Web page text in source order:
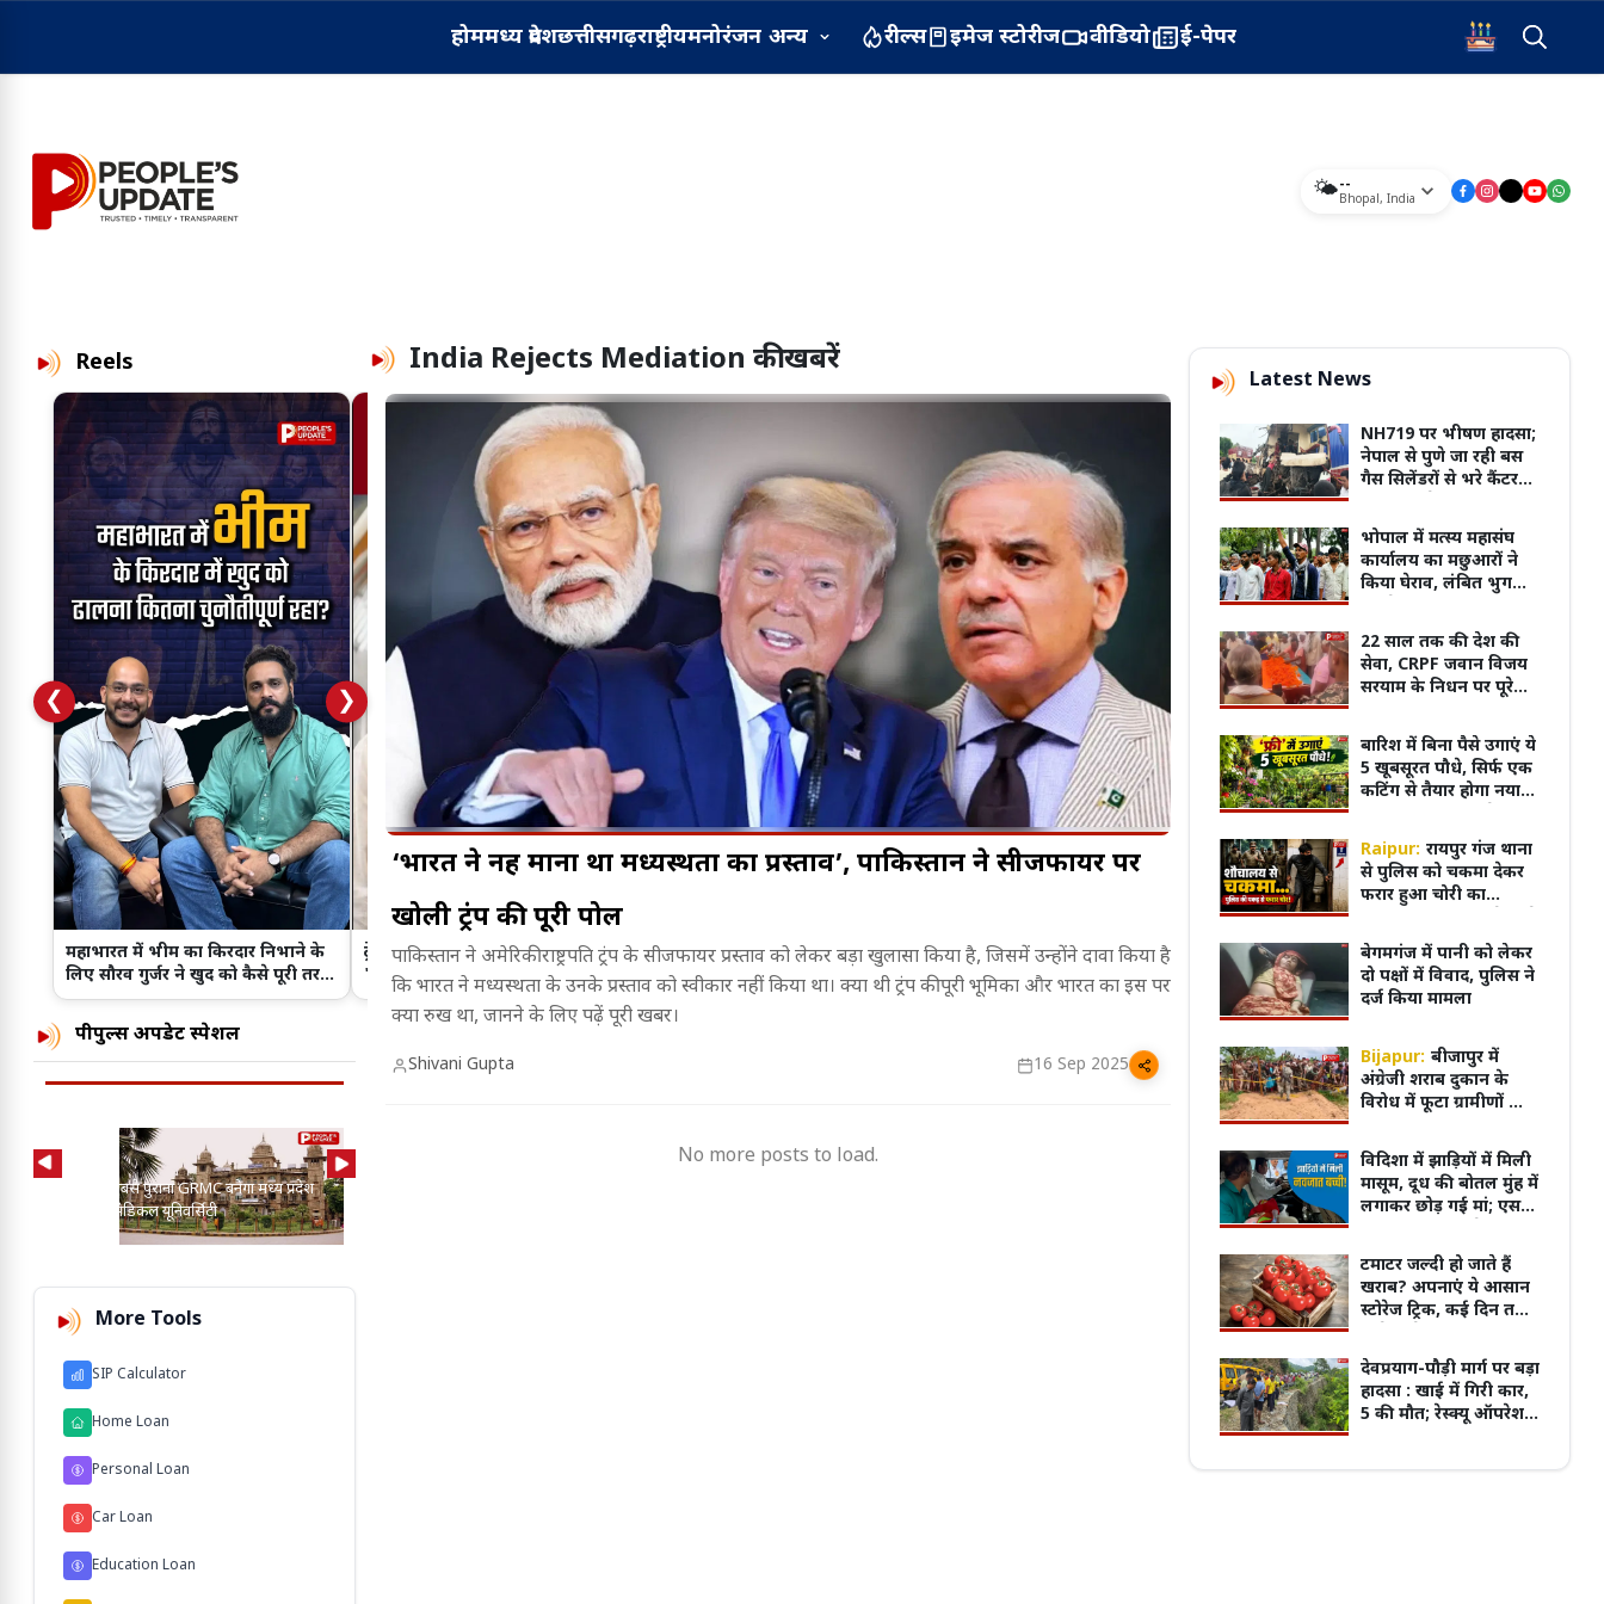
होममध्य प्रदेशछत्तीसगढ़राष्ट्रीयमनोरंजन अन्य रील्स इमेज स्टोरीज वीडियो ई-पेपर
🌤️--
Bhopal, India
Reels
महाभारत में भीम का किरदार निभाने के
लिए सौरव गुर्जर ने खुद को कैसे पूरी तरह
बदला?
ट्रेलर के बाद बढ़ा क्रेज...! फिल्म
'Batwara 1947' के प्रमोशन के लिए
Ahmedabad पहुंचे Sunny Deol
भोपाल में दुकानें सील, व्यापारियों का
फूटा गुस्सा, नगर निगम के खिलाफ
जोरदार प्रदर्शन
Mahabharata के भीम से WWE
रेसलर तक, जानिए Saurav Gurjar का
दमदार सफर
'दिल ना लिया...' गाने से वायरल हुए
'धूम' पहुंचे रांची, JPSC-JSSC छात्रों का
किया समर्थन!
❮ ❯
पीपुल्स अपडेट स्पेशल
प्रदेश का सबसे पुराना GRMC बनेगा मध्य प्रदेश
की पहली मेडिकल यूनिवर्सिटी
मुख्यमंत्री का किस्सा-
नेहरू के विरोध पर कांग्रेस
से बाहर हुए; एक साथ तीन चुनाव हारने का रिकॉर्ड,
15 साल पुरानी बसों के नियम पर बवाल, 7 अगस्त
से अनिश्चितकालीन हड़ताल पर जाएंगे प्राइवेट बस
प्रदेश का सबसे पुराना GRMC बनेगा मध्य प्रदेश
की पहली मेडिकल यूनिवर्सिटी
More Tools
SIP Calculator
Home Loan
Personal Loan
Car Loan
Education Loan
India Rejects Mediation की खबरें
‘भारत ने नहीं माना था मध्यस्थता का प्रस्ताव’, पाकिस्तान ने सीजफायर पर
खोली ट्रंप की पूरी पोल
पाकिस्तान ने अमेरिकी राष्ट्रपति ट्रंप के सीजफायर प्रस्ताव को लेकर बड़ा खुलासा किया है, जिसमें उन्होंने दावा किया है
कि भारत ने मध्यस्थता के उनके प्रस्ताव को स्वीकार नहीं किया था। क्या थी ट्रंप की पूरी भूमिका और भारत का इस पर
क्या रुख था, जानने के लिए पढ़ें पूरी खबर।
Shivani Gupta 16 Sep 2025
No more posts to load.
Latest News
NH719 पर भीषण हादसा;
नेपाल से पुणे जा रही बस
गैस सिलेंडरों से भरे कैंटर
नेपाली महिला की मौत, 15
घायल
भोपाल में मत्स्य महासंघ
कार्यालय का मछुआरों ने
किया घेराव, लंबित भुगतान
22 साल तक की देश की
सेवा, CRPF जवान विजय
सरयाम के निधन पर पूरे
बारिश में बिना पैसे उगाएं ये
5 खूबसूरत पौधे, सिर्फ एक
कटिंग से तैयार होगा नया
हरी-भरी
Raipur: रायपुर गंज थाना
से पुलिस को चकमा देकर
फरार हुआ चोरी का
समय हुआ फरार
बेगमगंज में पानी को लेकर
दो पक्षों में विवाद, पुलिस ने
दर्ज किया मामला
Bijapur: बीजापुर में
अंग्रेजी शराब दुकान के
विरोध में फूटा ग्रामीणों का
मंडावी बोले- स्कूल बंद,
शराब चालू
विदिशा में झाड़ियों में मिली
मासूम, दूध की बोतल मुंह में
लगाकर छोड़ गई मां; एसपी
टमाटर जल्दी हो जाते हैं
खराब? अपनाएं ये आसान
स्टोरेज ट्रिक, कई दिन तक
देवप्रयाग-पौड़ी मार्ग पर बड़ा
हादसा : खाई में गिरी कार,
5 की मौत; रेस्क्यू ऑपरेशन